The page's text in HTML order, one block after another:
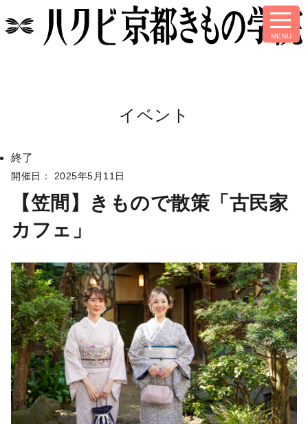
イベント
終了
開催日： 2025年5月11日
【笠間】きもので散策「古民家
カフェ」